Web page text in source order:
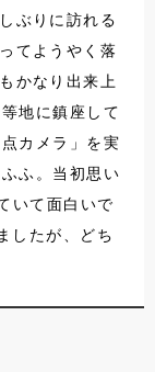
ぶりに訪れる
てようやく落
かなり出来上
地に鎮座して
カメラ」を実
ふ。当初思い
いて面白いで
したが、どち